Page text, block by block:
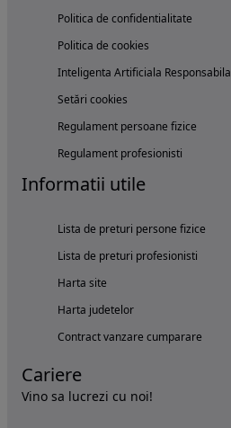
Politica de confidentialitate
Politica de cookies
Inteligenta Artificiala Responsabila
Setări cookies
Regulament persoane fizice
Regulament profesionisti
Informatii utile
Lista de preturi persone fizice
Lista de preturi profesionisti
Harta site
Harta judetelor
Contract vanzare cumparare
Cariere
Vino sa lucrezi cu noi!